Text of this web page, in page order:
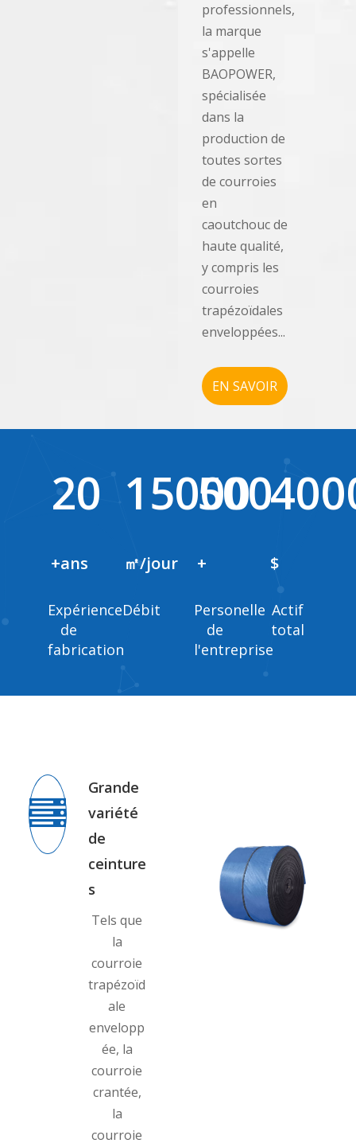
professionnels,
la marque
s'appelle
BAOPOWER,
spécialisée
dans la
production de
toutes sortes
de courroies
en
caoutchouc de
haute qualité,
y compris les
courroies
trapézoïdales
enveloppées...
EN SAVOIR
20
+ans
Expérience
de
fabrication
15000
㎡/jour
Débit
500
+
Personelle
de
l'entreprise
$
Actif
total
Grande
variété
de
ceinture
s
Tels que
la
courroie
trapézoïd
ale
envelopp
ée, la
courroie
crantée,
la
courroie